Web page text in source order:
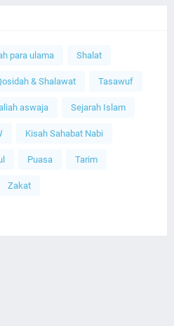
para ulama Shalat
& Shalawat Tasawuf
aswaja Sejarah Islam
Kisah Sahabat Nabi
Puasa Tarim
Zakat